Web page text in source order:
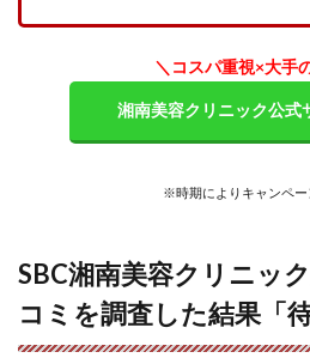
感が
【SBC
分院
の口
コミ
め】
＼コスパ重視×大手
湘南美容クリニック公式
※時期によりキャンペー
SBC湘南美容クリニッ
コミを調査した結果「